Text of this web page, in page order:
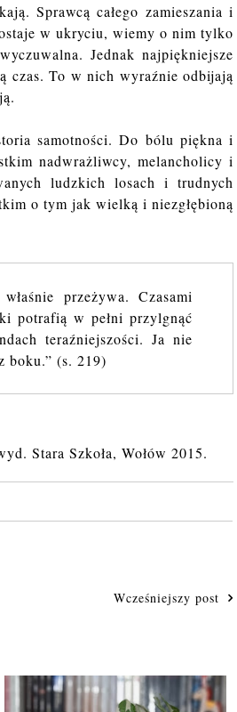
Sprawcą całego zamieszania i
w ukryciu, wiemy o nim tylko
Jednak najpiękniejsze
czas. To w nich wyraźnie odbijają
samotności. Do bólu piękna i
nadwrażliwcy, melancholicy i
ludzkich losach i trudnych
o tym jak wielką i niezgłębioną
przeżywa. Czasami
potrafią w pełni przylgnąć
teraźniejszości. Ja nie
boku.” (s. 219)
Stara Szkoła, Wołów 2015.
Wcześniejszy post